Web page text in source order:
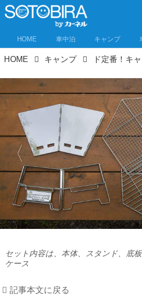
HOME 車中泊 キャンプ
HOME キャンプ
セット内容は、本体、スタンド、底
ケース
記事本文に戻る